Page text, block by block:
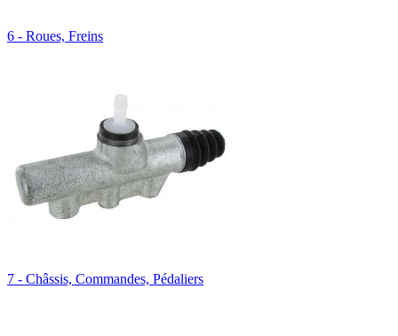
6 - Roues, Freins
7 - Châssis, Commandes, Pédaliers